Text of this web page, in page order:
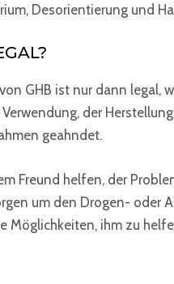
Desorientierung und
GHB ist nur dann legal,
der
geahndet.
Freund helfen, der
um den Drogen- oder
Möglichkeiten, ihm zu